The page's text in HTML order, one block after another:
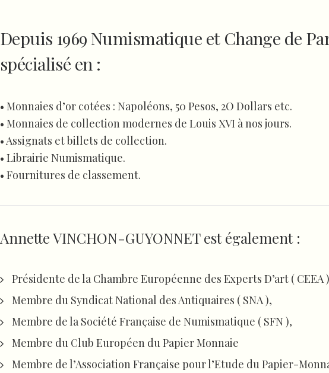
Depuis 1969 Numismatique et Change de
spécialisé en :
• Monnaies d’or cotées : Napoléons, 50 Pesos, 2O Dollars etc.
• Monnaies de collection modernes de Louis XVI à nos jours.
• Assignats et billets de collection.
• Librairie Numismatique.
• Fournitures de classement.
Annette VINCHON-GUYONNET est également :
Présidente de la Chambre Européenne des Experts D’art ( CEEA )
Membre du Syndicat National des Antiquaires ( SNA ),
Membre de la Société Française de Numismatique ( SFN ),
Membre du Club Européen du Papier Monnaie
Membre de l’Association Française pour l’Etude du Papier-